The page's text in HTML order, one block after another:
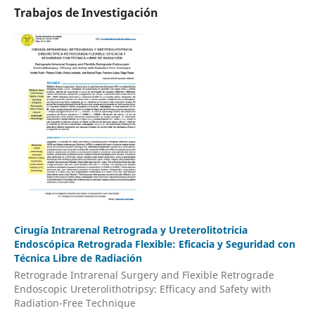
Trabajos de Investigación
Cirugía Intrarenal Retrograda y Ureterolitotricia
Endoscópica Retrograda Flexible: Eficacia y Seguridad con
Técnica Libre de Radiación
Retrograde Intrarenal Surgery and Flexible Retrograde
Endoscopic Ureterolithotripsy: Efficacy and Safety with
Radiation-Free Technique